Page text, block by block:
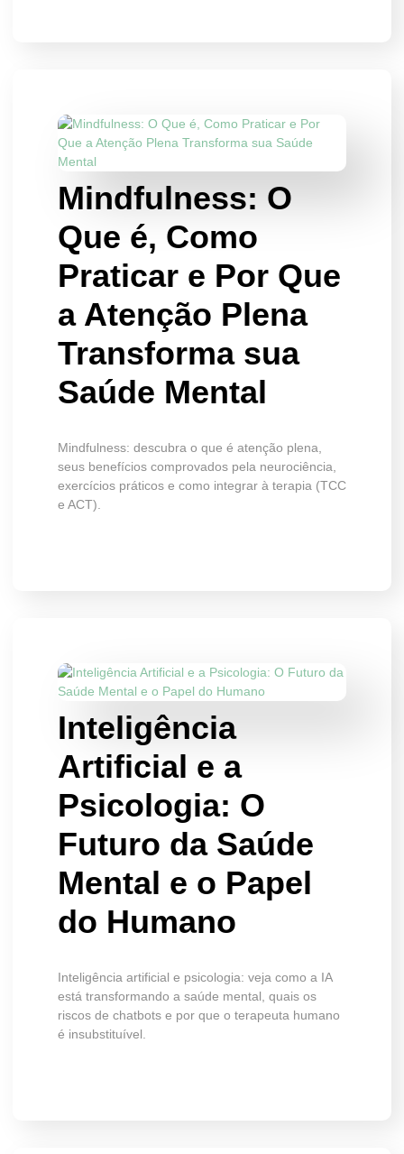
Mindfulness: O
Que é, Como
Praticar e Por Que
a Atenção Plena
Transforma sua
Saúde Mental
Mindfulness: descubra o que é atenção plena,
seus benefícios comprovados pela neurociência,
exercícios práticos e como integrar à terapia (TCC
e ACT).
Inteligência
Artificial e a
Psicologia: O
Futuro da Saúde
Mental e o Papel
do Humano
Inteligência artificial e psicologia: veja como a IA
está transformando a saúde mental, quais os
riscos de chatbots e por que o terapeuta humano
é insubstituível.